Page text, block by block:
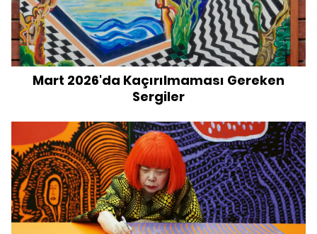
Mart 2026'da Kaçırılmaması Gereken
Sergiler